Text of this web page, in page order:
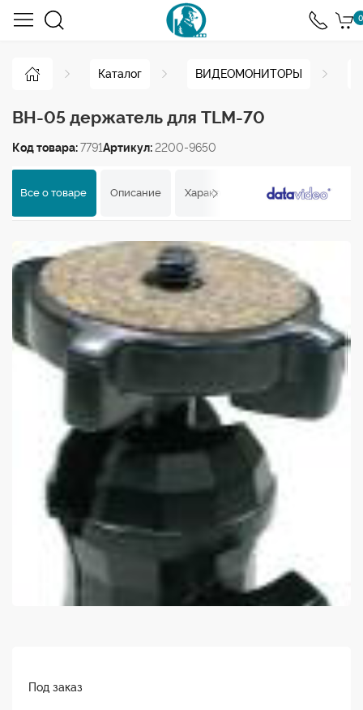
0
Каталог ВИДЕОМОНИТОРЫ
BH-05 держатель для TLM-70
Код товара:7791Артикул:2200-9650
Все о товаре Описание Характеристики Отзывы
Под заказ